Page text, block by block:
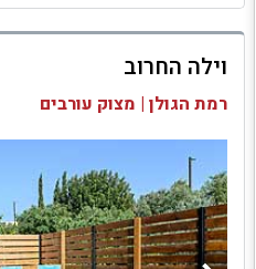
למתחם זה
בדיקת זמינות ומחירים
וילה החרוב
רמת הגולן | מצוק עורבים